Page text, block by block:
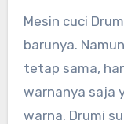
Mesin cuci
barunya.
tetap sama,
warnanya saja
warna. Drumi